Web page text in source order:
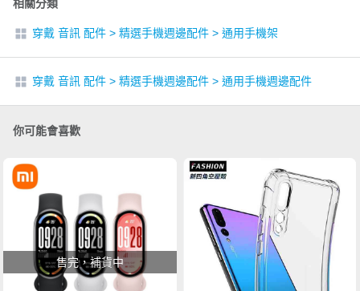
相關分類
穿戴 音訊 配件 > 精選手機週邊配件 > 通用手機架
穿戴 音訊 配件 > 精選手機週邊配件 > 通用手機週邊配件
你可能會喜歡
售完，補貨中